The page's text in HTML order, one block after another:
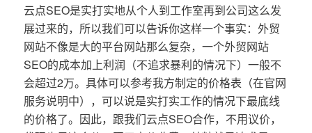
云点SEO是实打实地从个人到工作室再到公司这么发
展过来的，所以我们可以告诉你这样一个事实：外贸
网站不像是大的平台网站那么复杂，一个外贸网站
SEO的成本加上利润（不追求暴利的情况下）一般不
会超过2万。具体可以参考我方制定的价格表（在官网
服务说明中），可以说是实打实工作的情况下最底线
的价格了。因此，跟我们云点SEO合作，不用议价，